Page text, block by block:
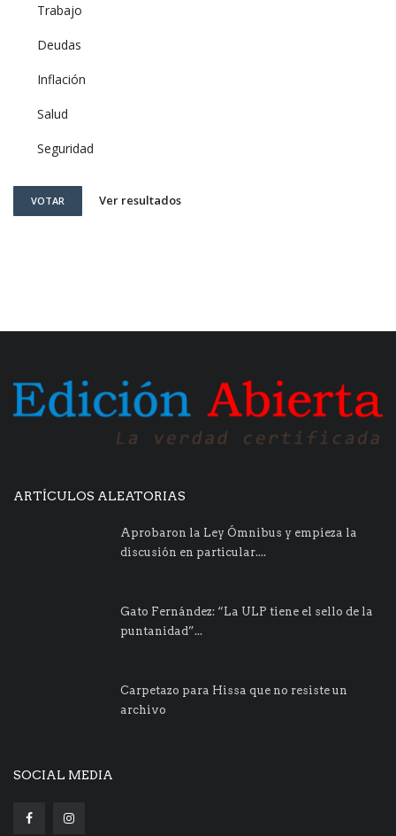
Trabajo
Deudas
Inflación
Salud
Seguridad
VOTAR Ver resultados
ARTÍCULOS ALEATORIAS
Aprobaron la Ley Ómnibus y empieza la
discusión en particular....
Gato Fernández: “La ULP tiene el sello de la
puntanidad”...
Carpetazo para Hissa que no resiste un
archivo
SOCIAL MEDIA